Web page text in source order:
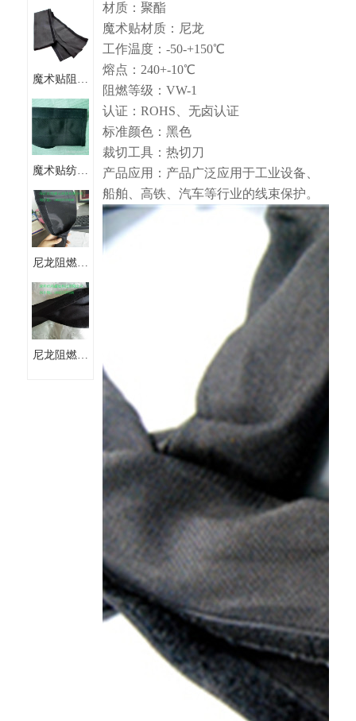
魔术贴阻燃
布套管 地
毯式套管
纺织套管
魔术贴纺织
套管聚酯魔
术贴套管
尼龙阻燃布
防火耐磨魔
术贴套管
尼龙阻燃布
材质：聚酯
魔术贴材质：尼龙
工作温度：-50-+150℃
熔点：240+-10℃
阻燃等级：VW-1
认证：ROHS、无卤认证
标准颜色：黑色
裁切工具：热切刀
产品应用：产品广泛应用于工业设备、
船舶、高铁、汽车等行业的线束保护。